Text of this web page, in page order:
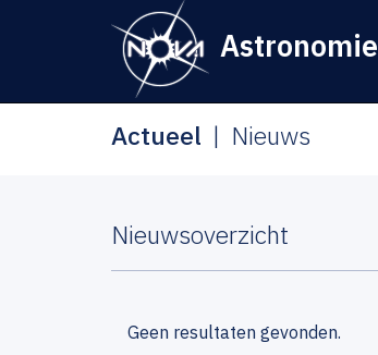
Astronomie
Actueel Nieuws
Nieuwsoverzicht
Geen resultaten gevonden.